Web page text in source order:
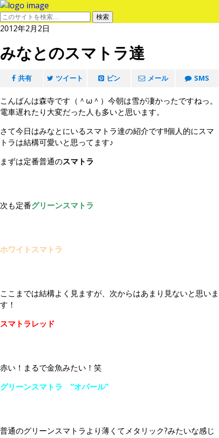
2012年2月2日
みなとのスマトラ達
共有 ツイート ピン メール SMS
こんばんは森寺です（＾ω＾）今朝は雪が凄かったですねっ。
電車遅れたり大変だった人も多いと思います。
さて今日はみなとにいるスマトラ達の紹介です!!個人的にスマ
トラは結構可愛いと思ってます♪
まずは定番普通のスマトラ
次も定番グリーンスマトラ
ホワイトスマトラ
ここまでは結構よく見ますが、次からはあまり見ないと思いま
す！
スマトラレッド
赤い！まるで金魚みたい！笑
グリーンスマトラ “オパール”
普通のグリーンスマトラより薄くてメタリック?みたいな感じ